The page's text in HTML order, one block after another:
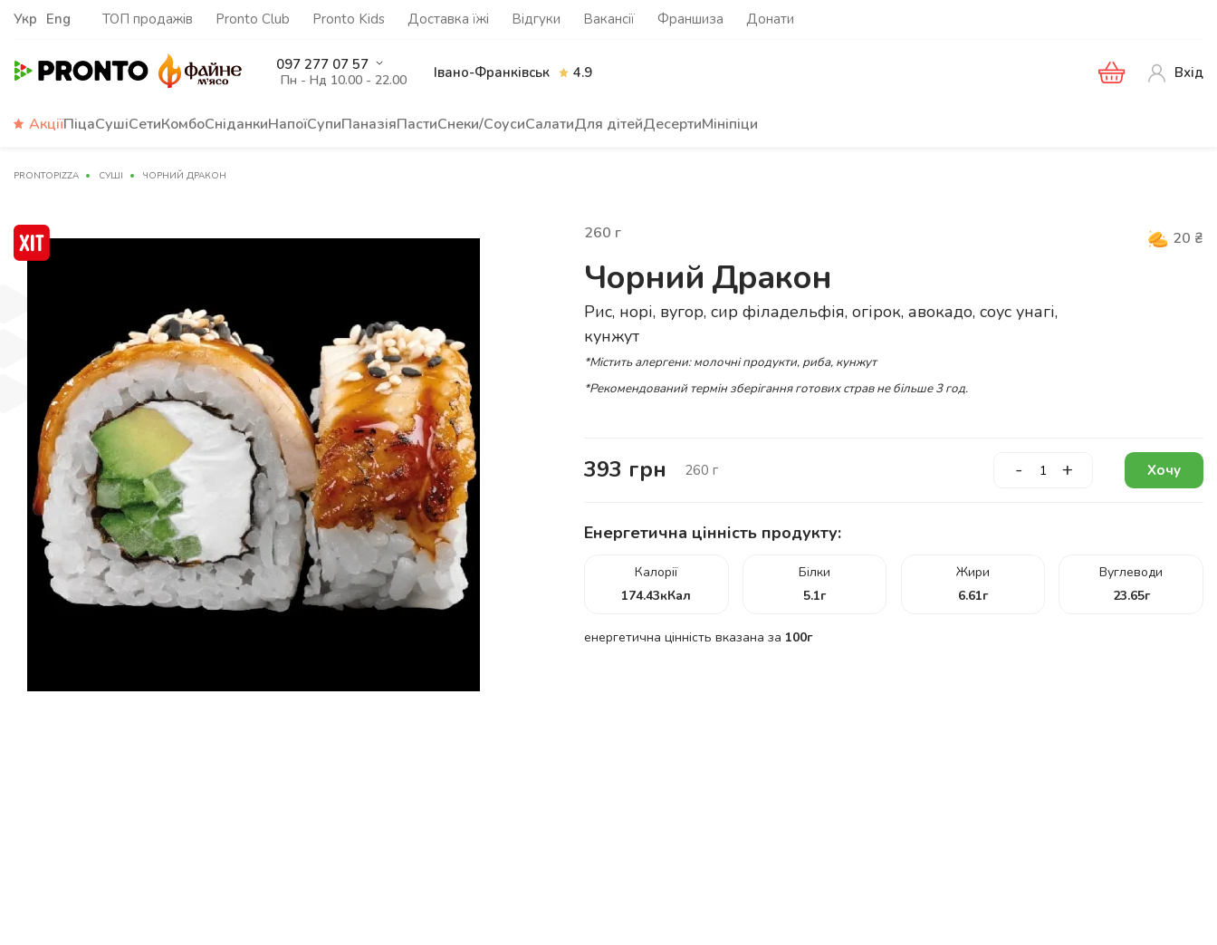
Укр Eng ТОП продажів Pronto Club Pronto Kids Доставка їжі Відгуки Вакансії Франшиза Донати
097 277 07 57
Пн - Нд 10.00 - 22.00 Івано-Франківськ 4.9 Вхід
АкціїПіцаСушіСетиКомбоСніданкиНапоїСупиПаназіяПастиСнеки/СоусиСалатиДля дітейДесертиМініпіци
PRONTOPIZZA СУШІ ЧОРНИЙ ДРАКОН
260 г 20 ₴
Чорний Дракон
Рис, норі, вугор, сир філадельфія, огірок, авокадо, соус унагі,
кунжут
*Містить алергени: молочні продукти, риба, кунжут
*Рекомендований термін зберігання готових страв не більше 3 год.
393 грн 260 г - + Хочу
Енергетична цінність продукту:
Калорії
174.43кКал
Білки
5.1г
Жири
6.61г
Вуглеводи
23.65г
енергетична цінність вказана за 100г